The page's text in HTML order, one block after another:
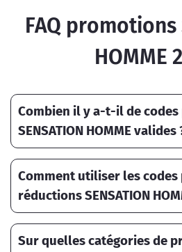
FAQ promotions
HOMME
Combien il y a-t-il de
SENSATION HOMME valides
Comment utiliser les
réductions SENSATION
Sur quelles catégories de